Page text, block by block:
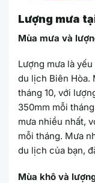
Lượng mưa
Mùa mưa và
Lượng mưa là
du lịch Biên Hòa.
tháng 10, với
350mm mỗi
mưa nhiều nhất,
mỗi tháng. Mưa
du lịch của bạn,
Mùa khô và